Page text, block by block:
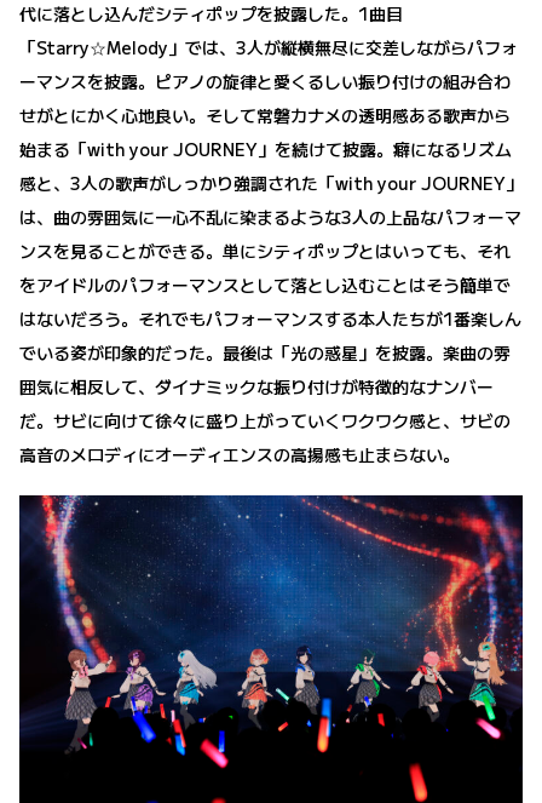
代に落とし込んだシティポップを披露した。1曲目
「Starry☆Melody」では、3人が縦横無尽に交差しながらパフォ
ーマンスを披露。ピアノの旋律と愛くるしい振り付けの組み合わ
せがとにかく心地良い。そして常磐カナメの透明感ある歌声から
始まる「with your JOURNEY」を続けて披露。癖になるリズム
感と、3人の歌声がしっかり強調された「with your JOURNEY」
は、曲の雰囲気に一心不乱に染まるような3人の上品なパフォーマ
ンスを見ることができる。単にシティポップとはいっても、それ
をアイドルのパフォーマンスとして落とし込むことはそう簡単で
はないだろう。それでもパフォーマンスする本人たちが1番楽しん
でいる姿が印象的だった。最後は「光の惑星」を披露。楽曲の雰
囲気に相反して、ダイナミックな振り付けが特徴的なナンバー
だ。サビに向けて徐々に盛り上がっていくワクワク感と、サビの
高音のメロディにオーディエンスの高揚感も止まらない。